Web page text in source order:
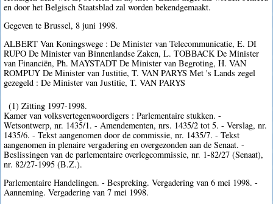
en door het Belgisch Staatsblad zal worden bekendgemaakt.
Gegeven te Brussel, 8 juni 1998.
ALBERT Van Koningswege : De Minister van Telecommunicatie, E. DI
RUPO De Minister van Binnenlandse Zaken, L. TOBBACK De Minister
van Financiën, Ph. MAYSTADT De Minister van Begroting, H. VAN
ROMPUY De Minister van Justitie, T. VAN PARYS Met 's Lands zegel
gezegeld : De Minister van Justitie, T. VAN PARYS
(1) Zitting 1997-1998.
Kamer van volksvertegenwoordigers : Parlementaire stukken. -
Wetsontwerp, nr. 1435/1. - Amendementen, nrs. 1435/2 tot 5. - Verslag, nr.
1435/6. - Tekst aangenomen door de commissie, nr. 1435/7. - Tekst
aangenomen in plenaire vergadering en overgezonden aan de Senaat. -
Beslissingen van de parlementaire overlegcommissie, nr. 1-82/27 (Senaat),
nr. 82/27-1995 (B.Z.).
Parlementaire Handelingen. - Bespreking. Vergadering van 6 mei 1998. -
Aanneming. Vergadering van 7 mei 1998.